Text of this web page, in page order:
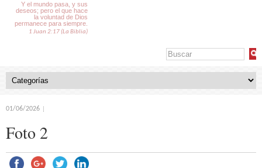
Y el mundo pasa, y sus
deseos; pero el que hace
la voluntad de Dios
permanece para siempre.
1 Juan 2:17 (La Biblia)
01/06/2026
Foto 2